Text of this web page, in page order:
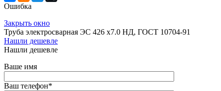
Ошибка
Закрыть окно
Труба электросварная ЭС 426 х7.0 НД, ГОСТ 10704-91
Нашли дешевле
Нашли дешевле
Ваше имя
Ваш телефон*